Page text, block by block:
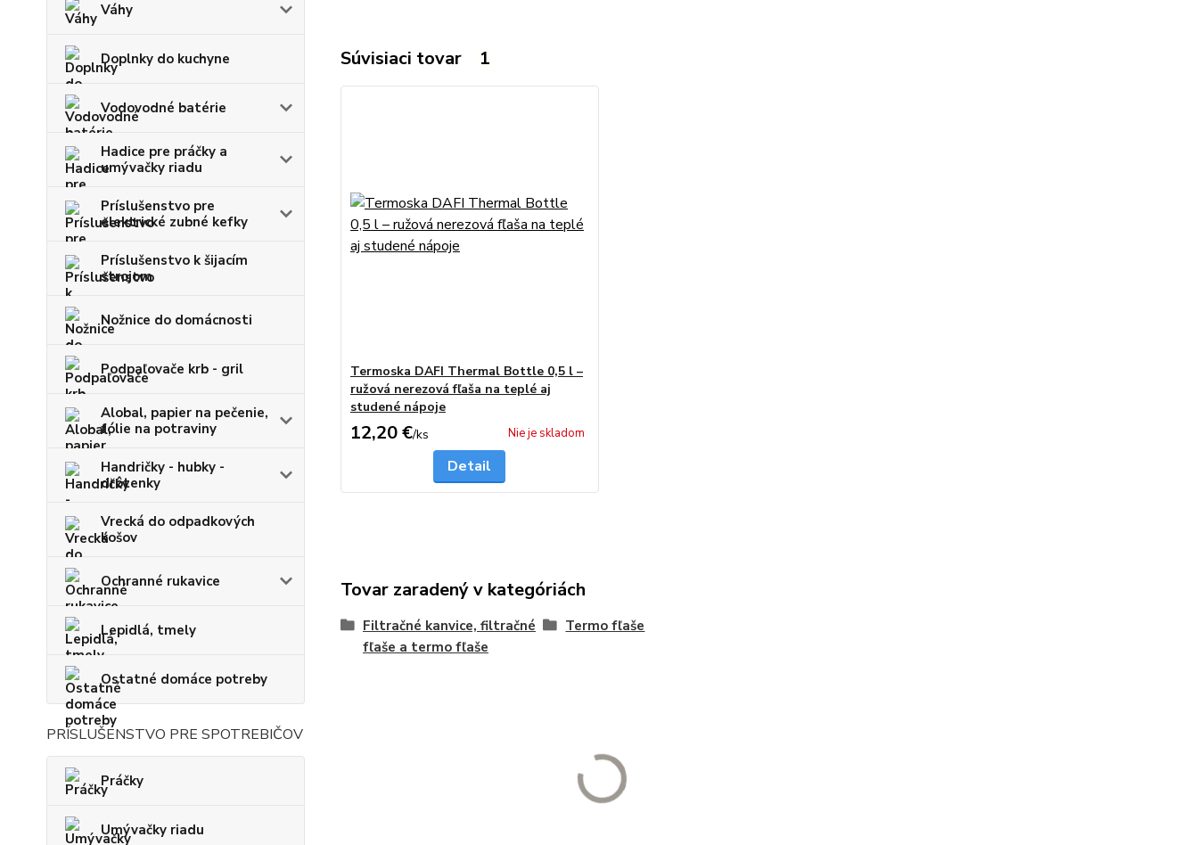
Váhy
Doplnky do kuchyne
Vodovodné batérie
Hadice pre práčky a
umývačky riadu
Príslušenstvo pre
elektrické zubné kefky
Príslušenstvo k šijacím
strojom
Nožnice do domácnosti
Podpaľovače krb - gril
Alobal, papier na pečenie,
fólie na potraviny
Handričky - hubky -
drôtenky
Vrecká do odpadkových
košov
Ochranné rukavice
Lepidlá, tmely
Ostatné domáce potreby
PRÍSLUŠENSTVO PRE SPOTREBIČOV
Práčky
Umývačky riadu
Súvisiaci tovar 1
Termoska DAFI Thermal Bottle 0,5 l –
ružová nerezová fľaša na teplé aj
studené nápoje
12,20 €/ks Nie je skladom
Detail
Tovar zaradený v kategóriách
Filtračné kanvice, filtračné
fľaše a termo fľaše
Termo fľaše